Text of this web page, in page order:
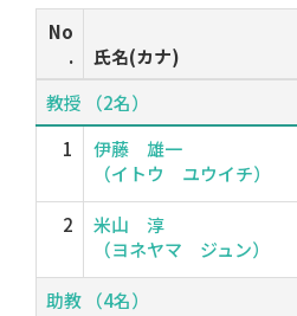
No
.
氏名(カナ)
教授 （2名）
1
伊藤 雄一
（イトウ ユウイチ）
2
米山 淳
（ヨネヤマ ジュン）
助教 （4名）